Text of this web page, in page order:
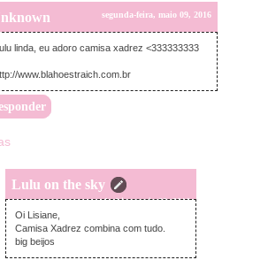
segunda-feira, maio 09, 2016
Lulu linda, eu adoro camisa xadrez <333333333
www.blahoestraich.com.br
Lulu on the sky
segunda-feira, maio 09, 2016
Oi Lisiane,
Camisa Xadrez combina com tudo.
big beijos